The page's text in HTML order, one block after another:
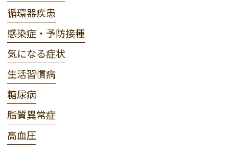
循環器疾患
感染症・予防接種
気になる症状
生活習慣病
糖尿病
脂質異常症
高血圧